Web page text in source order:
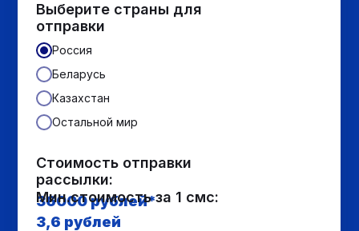
Выберите страны для
отправки
Россия
Беларусь
Казахстан
Остальной мир
Стоимость отправки
рассылки:
36000рублей*
Мин.стоимость за 1 смс:
3,6 рублей